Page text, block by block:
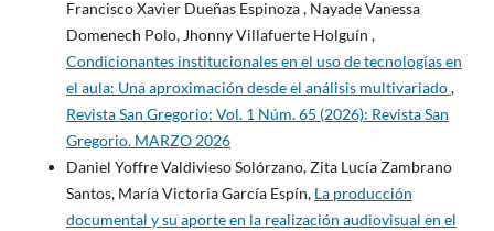
Francisco Xavier Dueñas Espinoza , Nayade Vanessa
Domenech Polo, Jhonny Villafuerte Holguín ,
Condicionantes institucionales en el uso de tecnologías en
el aula: Una aproximación desde el análisis multivariado,
Revista San Gregorio: Vol. 1 Núm. 65 (2026): Revista San
Gregorio. MARZO 2026
Daniel Yoffre Valdivieso Solórzano, Zita Lucía Zambrano
Santos, María Victoria García Espín, La producción
documental y su aporte en la realización audiovisual en el